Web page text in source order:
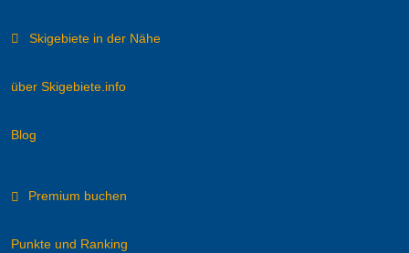
Skigebiete in der Nähe
über Skigebiete.info
Blog
Premium buchen
Punkte und Ranking